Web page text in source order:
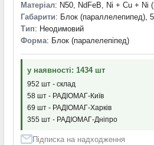
Матеріал: N50, NdFeB, Ni + Cu + Ni
Габарити: Блок (параллелепипед),
Тип: Неодимовий
Форма: Блок (паралелепіпед)
у наявності: 1434 шт
952 шт - склад
58 шт - РАДІОМАГ-Київ
69 шт - РАДІОМАГ-Харків
355 шт - РАДІОМАГ-Дніпро
Підписка на надходження